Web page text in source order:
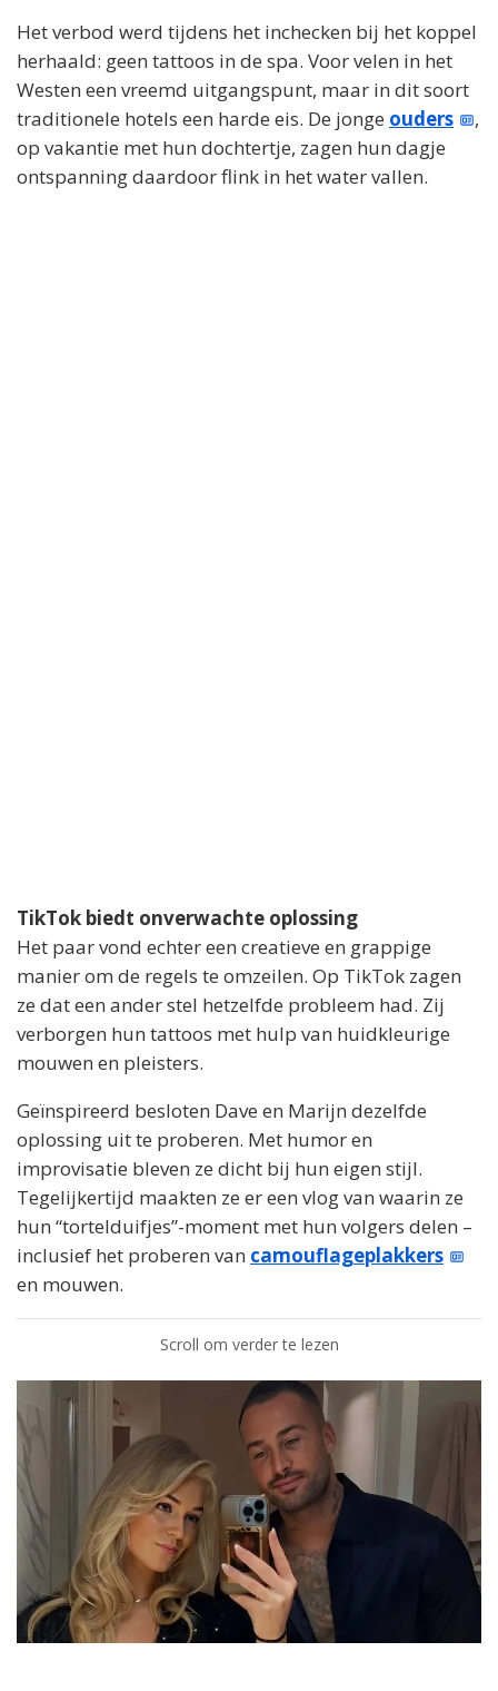
Het verbod werd tijdens het inchecken bij het koppel
herhaald: geen tattoos in de spa. Voor velen in het
Westen een vreemd uitgangspunt, maar in dit soort
traditionele hotels een harde eis. De jonge ouders
,
op vakantie met hun dochtertje, zagen hun dagje
ontspanning daardoor flink in het water vallen.
TikTok biedt onverwachte oplossing
Het paar vond echter een creatieve en grappige
manier om de regels te omzeilen. Op TikTok zagen
ze dat een ander stel hetzelfde probleem had. Zij
verborgen hun tattoos met hulp van huidkleurige
mouwen en pleisters.
Geïnspireerd besloten Dave en Marijn dezelfde
oplossing uit te proberen. Met humor en
improvisatie bleven ze dicht bij hun eigen stijl.
Tegelijkertijd maakten ze er een vlog van waarin ze
hun “tortelduifjes”-moment met hun volgers delen –
inclusief het proberen van camouflageplakkers
en mouwen.
Scroll om verder te lezen